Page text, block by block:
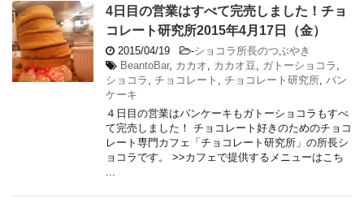
4日目の営業はすべて完売しました！チョ
コレート研究所2015年4月17日（金）
2015/04/19 -ショコラ所長のつぶやき
BeantoBar, カカオ, カカオ豆, ガトーショコラ ,
ショコラ , チョコレート , チョコレート研究所, パン
ケーキ
４日目の営業はパンケーキもガトーショコラもすべ
て完売しました！ チョコレート好きのためのチョコ
レート専門カフェ「チョコレート研究所」の所長シ
ョコラです。 >>カフェで提供するメニューはこち
...